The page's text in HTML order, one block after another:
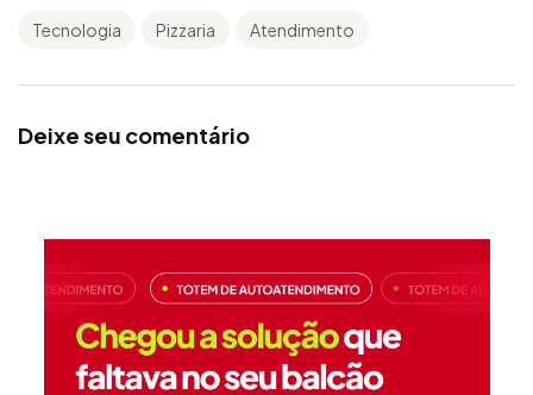
Tecnologia Pizzaria Atendimento
Deixe seu comentário